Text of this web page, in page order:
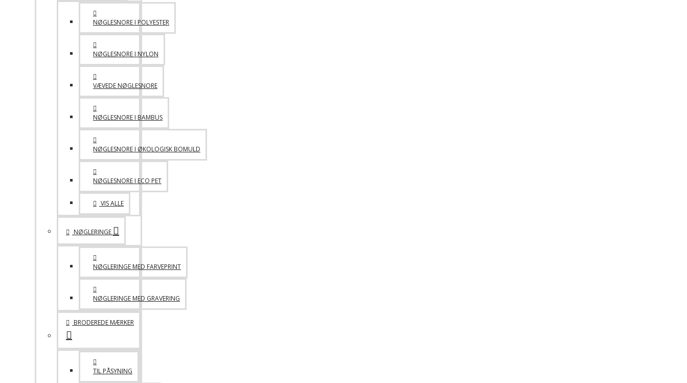
NØGLESNORE I POLYESTER
NØGLESNORE I NYLON
VÆVEDE NØGLESNORE
NØGLESNORE I BAMBUS
NØGLESNORE I ØKOLOGISK BOMULD
NØGLESNORE I ECO PET
VIS ALLE
NØGLERINGE
NØGLERINGE MED FARVEPRINT
NØGLERINGE MED GRAVERING
BRODEREDE MÆRKER
TIL PÅSYNING